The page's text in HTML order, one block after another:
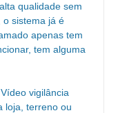
qualidade sem
o sistema já é
apenas tem
tem alguma
vigilância
loja, terreno ou